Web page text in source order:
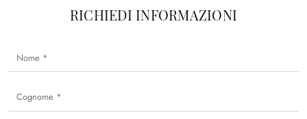
RICHIEDI INFORMAZIONI